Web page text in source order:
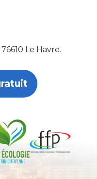
Le Havre.